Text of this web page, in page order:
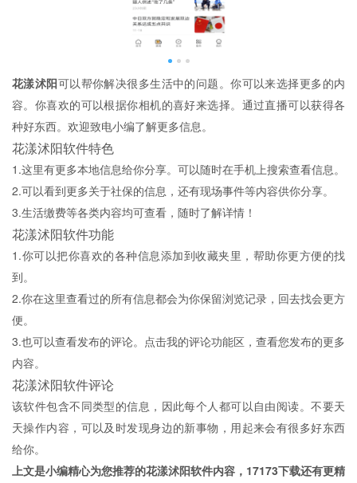
花漾沭阳可以帮你解决很多生活中的问题。你可以来选择更多的内
容。你喜欢的可以根据你相机的喜好来选择。通过直播可以获得各
种好东西。欢迎致电小编了解更多信息。
花漾沭阳软件特色
1.这里有更多本地信息给你分享。可以随时在手机上搜索查看信息。
2.可以看到更多关于社保的信息，还有现场事件等内容供你分享。
3.生活缴费等各类内容均可查看，随时了解详情！
花漾沭阳软件功能
1.你可以把你喜欢的各种信息添加到收藏夹里，帮助你更方便的找
到。
2.你在这里查看过的所有信息都会为你保留浏览记录，回去找会更方
便。
3.也可以查看发布的评论。点击我的评论功能区，查看您发布的更多
内容。
花漾沭阳软件评论
该软件包含不同类型的信息，因此每个人都可以自由阅读。不要天
天操作内容，可以及时发现身边的新事物，用起来会有很多好东西
给你。
上文是小编精心为您推荐的花漾沭阳软件内容， 17173下载还有更精